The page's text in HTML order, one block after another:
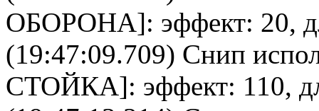
ОБОРОНА]: эффект: 20,
(19:47:09.709) Снип
СТОЙКА]: эффект: 110,